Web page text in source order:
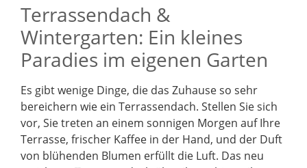
Terrassendach &
Wintergarten: Ein kleines
Paradies im eigenen Garten
Es gibt wenige Dinge, die das Zuhause so sehr
bereichern wie ein Terrassendach. Stellen Sie sich
vor, Sie treten an einem sonnigen Morgen auf Ihre
Terrasse, frischer Kaffee in der Hand, und der Duft
von blühenden Blumen erfüllt die Luft. Das neu